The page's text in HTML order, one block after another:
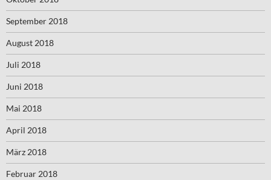
September 2018
August 2018
Juli 2018
Juni 2018
Mai 2018
April 2018
März 2018
Februar 2018